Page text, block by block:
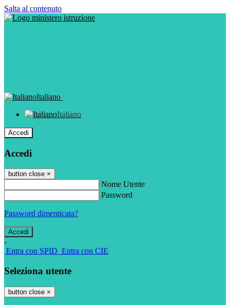
Salta al contenuto
Italiano
Italiano
Accedi
Accedi
button close ×
Nome Utente
Password
Password dimenticata?
-
Entra con SPID Entra con CIE
Seleziona utente
button close ×